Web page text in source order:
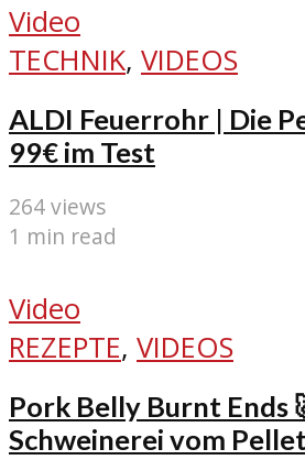
Video
TECHNIK, VIDEOS
ALDI Feuerrohr | Die
99€ im Test
264 views
1 min read
Video
REZEPTE, VIDEOS
Pork Belly Burnt Ends
Schweinerei vom